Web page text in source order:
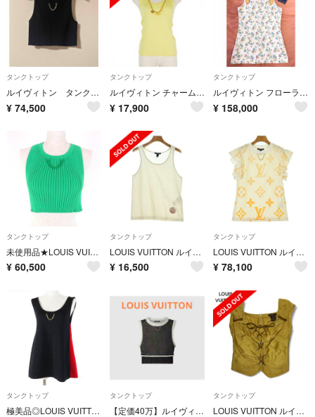
タンクトップ
ルイヴィトン タンクトップ
¥ 74,500
タンクトップ
ルイヴィトン チャーム付き タンクトップ カットソー XS 黄 イエロー
¥ 17,900
タンクトップ
ルイヴィトン フローラルプリントアイレットベルトタンクトップ
¥ 158,000
タンクトップ
未使用品★LOUIS VUITTON ルイヴィトン 23AW 1AB8CS チェーン装飾 クロップド丈 リブ タンクトップ グリーン XS 伊製 正規品 レディース
¥ 60,500
タンクトップ
LOUIS VUITTON ルイヴィトン タンクトップ S アイボリー 【古着】【中古】
¥ 16,500
タンクトップ
LOUIS VUITTON ルイヴィトン ノースリーブ XS 白 【古着】【中古】【送料無料】
¥ 78,100
タンクトップ
極美品◎LOUIS VUITTON ルイヴィトン シルク エンボスモノグラム スポーティー タンクトップ ブラック レッド ゴールド金具 S 正規品
タンクトップ
【定価40万】ルイヴィトン トリプルヘム タンクトップ Sサイズ 限定品
タンクトップ
LOUIS VUITTON ルイヴィトン クロス ロープ タンクトップ 36